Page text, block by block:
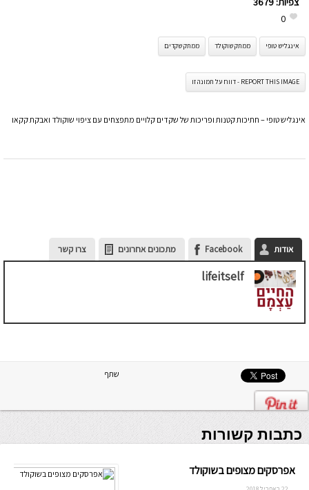
0
אינגליש טופי ממתק שוקולד ממתק שקדים
REPORT THIS IMAGE - דווח על תמונה זו
אינגליש טופי – חתיכות קטנות ופריכות של שקדים קלויים מתפצחים עם ציפוי שוקולד ואבקת קקאו
אודות Facebook מתכונים אחרונים צרו קשר
lifeitself
שתף
כתבות קשורות
אפרסקים מצופים בשוקולד